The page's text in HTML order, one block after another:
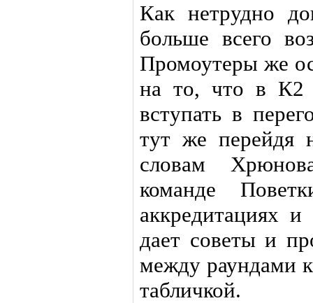
Как нетрудно
больше всего
Промоутеры же
на то, что в К2
вступать в
тут же перейдя
словам
команде
аккредитациях
дает советы и
между раундами
табличкой.